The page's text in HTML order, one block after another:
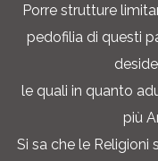
Porre strutture
pedofilia di questi
le quali in quanto
più
Si sa che le Religioni